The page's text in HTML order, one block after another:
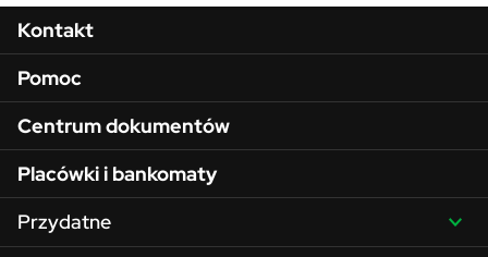
nastolatków,
Konto walutowe – świetne dla osób, które podróżują
lub zarabiają w walutach.
Menu w stopce
Kontakt
Pomoc
Centrum dokumentów
Placówki i bankomaty
Przydatne